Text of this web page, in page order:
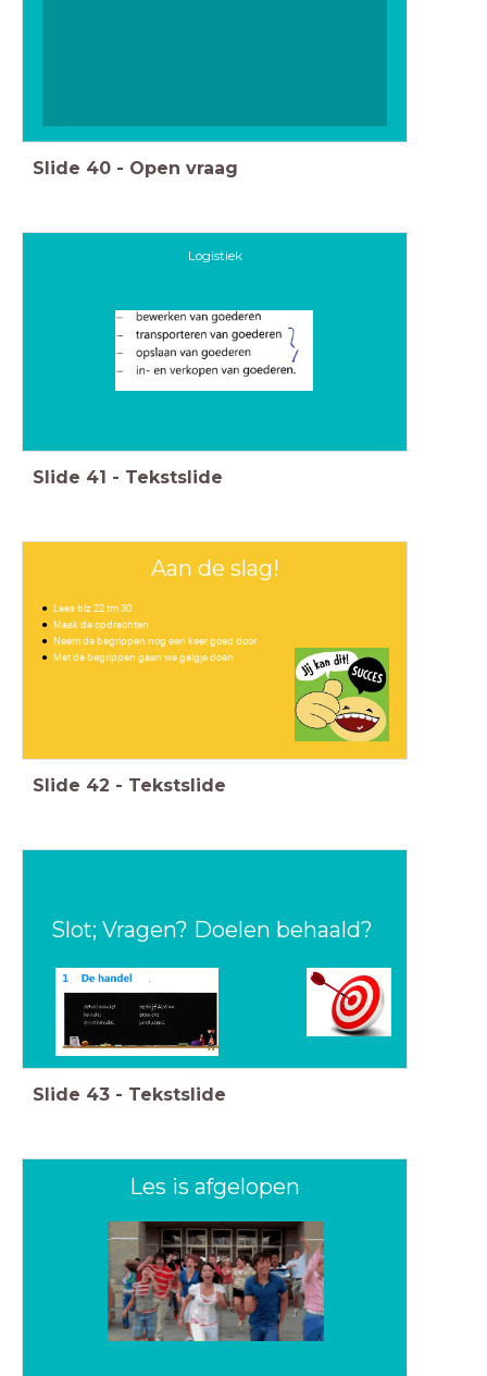
Slide 40 - Open vraag
Logistiek
Slide 41 - Tekstslide
Aan de slag!
Lees blz 22 tm 30
Maak de opdrachten
Neem de begrippen nog een keer goed door
Met de begrippen gaan we galgje doen
Slide 42 - Tekstslide
Slot; Vragen? Doelen behaald?
Slide 43 - Tekstslide
Les is afgelopen